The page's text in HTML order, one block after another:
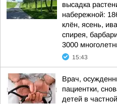
высадка
набережной:
клён, ясень,
спирея,
3000
15:43
Врач,
пациентки,
детей в